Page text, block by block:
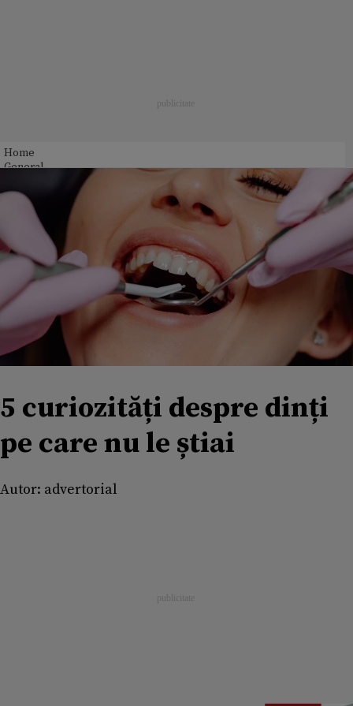
Home
General
5 curiozități despre dinți
pe care nu le știai
Autor: advertorial